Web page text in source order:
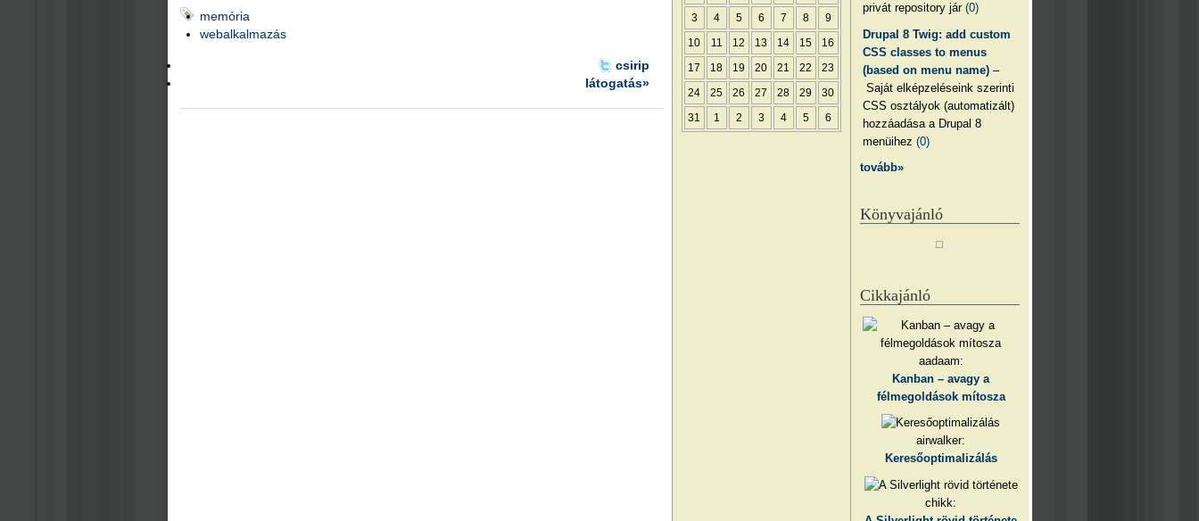
memória
webalkalmazás
csirip
látogatás»
privát repository jár(0)
Drupal 8 Twig: add custom
CSS classes to menus
(based on menu name) –
Saját elképzeléseink szerinti
CSS osztályok (automatizált)
hozzáadása a Drupal 8
menüihez(0)
tovább»
Könyvajánló
Cikkajánló
aadaam:
Kanban – avagy a
félmegoldások mítosza
airwalker:
Keresőoptimalizálás
chikk:
3 4 5 6 7 8 9
10 11 12 13 14 15 16
17 18 19 20 21 22 23
24 25 26 27 28 29 30
31 1 2 3 4 5 6